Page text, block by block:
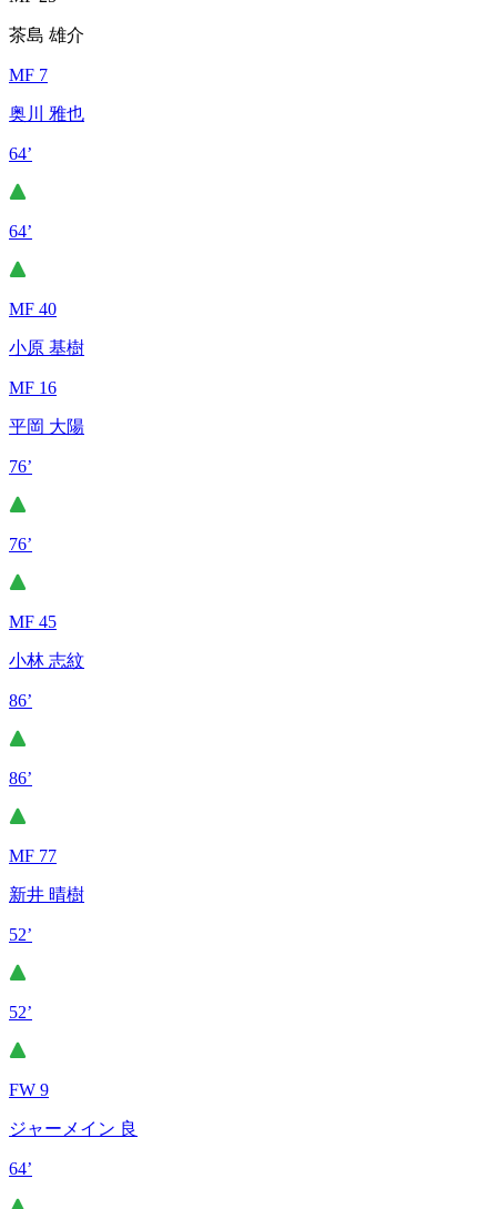
茶島 雄介
MF 7
奥川 雅也
64’
64’
MF 40
小原 基樹
MF 16
平岡 大陽
76’
76’
MF 45
小林 志紋
86’
86’
MF 77
新井 晴樹
52’
52’
FW 9
ジャーメイン 良
64’